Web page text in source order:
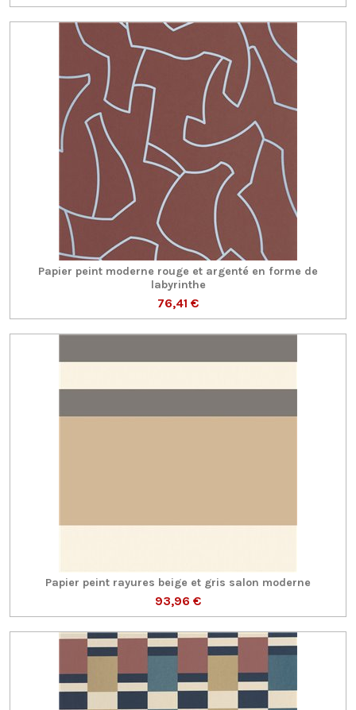
Papier peint moderne rouge et argenté en forme de
labyrinthe
76,41 €
Papier peint rayures beige et gris salon moderne
93,96 €